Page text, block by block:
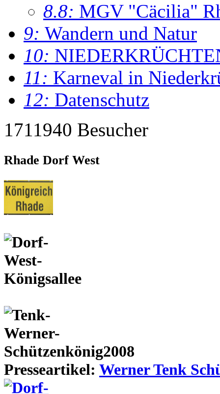
8.8: MGV "Cäcilia"
9: Wandern und Natur
10:
11: Karneval in
12: Datenschutz
1711940 Besucher
Rhade Dorf West
Presseartikel: Werner Tenk